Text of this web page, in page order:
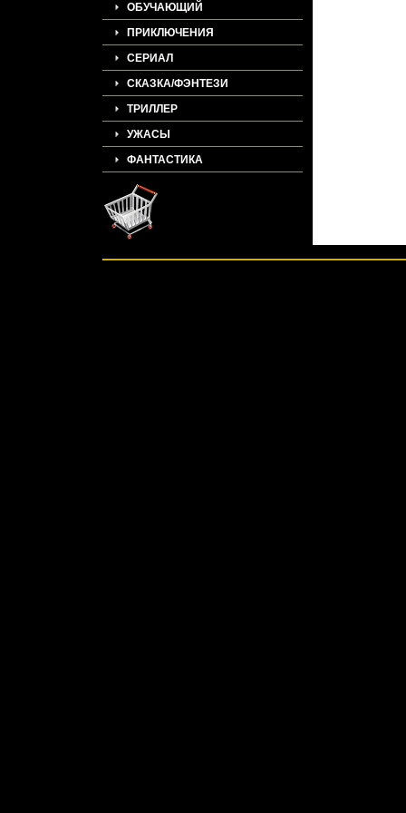
ОБУЧАЮЩИЙ
ПРИКЛЮЧЕНИЯ
СЕРИАЛ
СКАЗКА/ФЭНТЕЗИ
ТРИЛЛЕР
УЖАСЫ
ФАНТАСТИКА